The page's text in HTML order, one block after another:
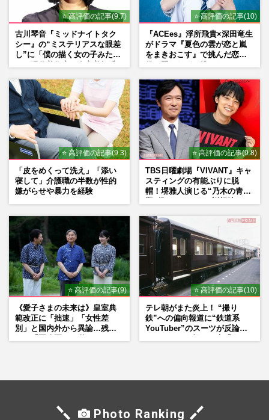
⭐ 高評価の記事(9.7)
古川琴音『ミッドナイトタク
シー』の“ミステリアスな眼差
し”に「僕の描く女の子みた
⭐ 高評価の記事(10)
『ACEes』浮所飛貴×深田竜生
がドラマ『夏色の雲が恋と嵐
をまきおこす』で挑んだ恋人
⭐ 高評価の記事(9.3)
「皮をめくって洗え」「添い
寝して」介護職の半数が性的
嫌がらせや暴力を経験
⭐ 高評価の記事(9.8)
TBS日曜劇場『VIVANT』キャ
スティングの有能ぶりに脱
帽！堺雅人演じる“乃木の青年
マン長男・櫻井海音だった
⭐ 高評価の記事(9)
《愛子さまの未来は》皇室典
範改正に「拙速」「女性差
別」と国内外から異論…残さ
⭐ 高評価の記事(10)
テレ朝がまた炎上！ “撮り
鉄”への偏向報道に“鉄道系
YouTuber”のスーツが反論
Photo Ranking